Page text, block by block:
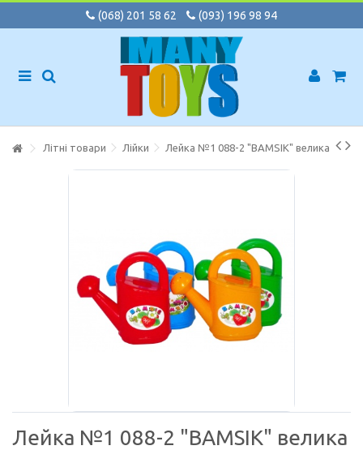
(068) 201 58 62 (093) 196 98 94
Літні товари Лійки Лейка №1 088-2 "BAMSIK" велика
Лейка №1 088-2 "BAMSIK" велика